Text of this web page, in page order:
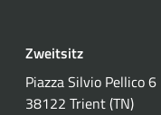
Zweitsitz
Piazza Silvio Pellico 6
38122 Trient (TN)